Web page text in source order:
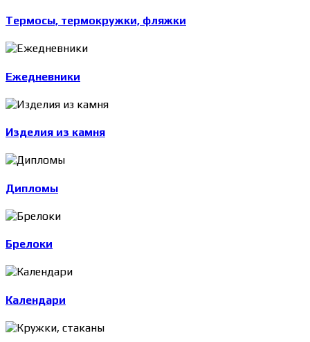
Термосы, термокружки, фляжки
Ежедневники
Изделия из камня
Дипломы
Брелоки
Календари